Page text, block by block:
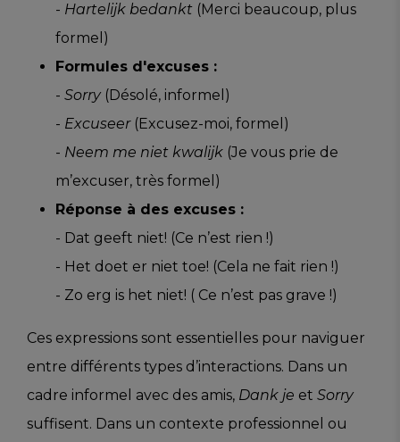
- Hartelijk bedankt (Merci beaucoup, plus
formel)
Formules d'excuses :
- Sorry(Désolé, informel)
- Excuseer(Excusez-moi, formel)
- Neem me niet kwalijk (Je vous prie de
m’excuser, très formel)
Réponse à des excuses :
- Dat geeft niet! (Ce n’est rien !)
- Het doet er niet toe! (Cela ne fait rien !)
- Zo erg is het niet! ( Ce n’est pas grave !)
Ces expressions sont essentielles pour naviguer
entre différents types d’interactions. Dans un
cadre informel avec des amis, Dank je et Sorry
suffisent. Dans un contexte professionnel ou